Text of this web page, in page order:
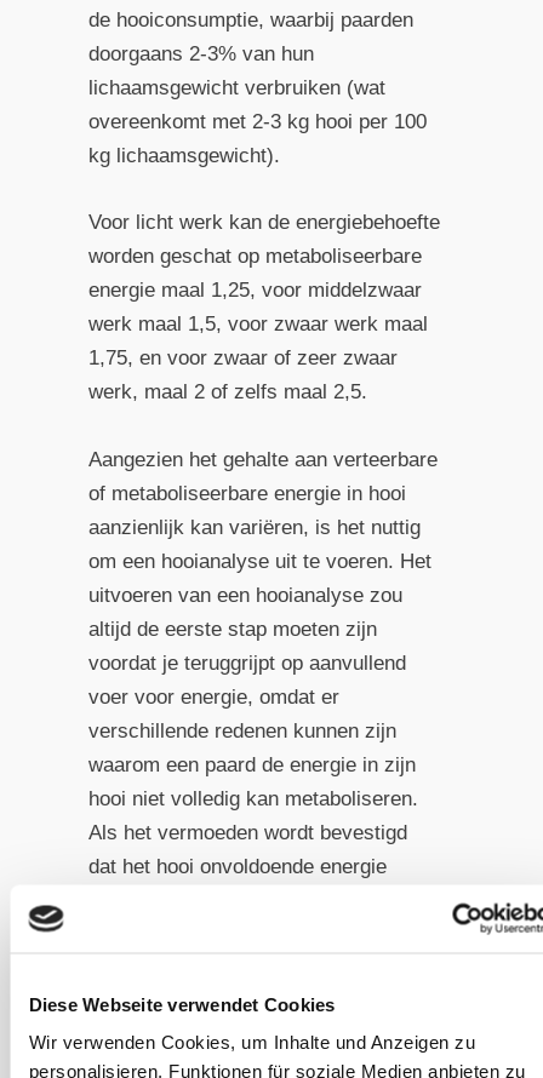
Diese Webseite verwendet Cookies
Wir verwenden Cookies, um Inhalte und Anzeigen zu
personalisieren, Funktionen für soziale Medien anbieten zu
de hooiconsumptie, waarbij paarden
doorgaans 2-3% van hun
lichaamsgewicht verbruiken (wat
overeenkomt met 2-3 kg hooi per 100
kg lichaamsgewicht).
Voor licht werk kan de energiebehoefte
worden geschat op metaboliseerbare
energie maal 1,25, voor middelzwaar
werk maal 1,5, voor zwaar werk maal
1,75, en voor zwaar of zeer zwaar
werk, maal 2 of zelfs maal 2,5.
Aangezien het gehalte aan verteerbare
of metaboliseerbare energie in hooi
aanzienlijk kan variëren, is het nuttig
om een hooianalyse uit te voeren. Het
uitvoeren van een hooianalyse zou
altijd de eerste stap moeten zijn
voordat je teruggrijpt op aanvullend
voer voor energie, omdat er
verschillende redenen kunnen zijn
waarom een paard de energie in zijn
hooi niet volledig kan metaboliseren.
Als het vermoeden wordt bevestigd
dat het hooi onvoldoende energie
Als paarden verder getraind worden
dan de energie-inhoud van hun